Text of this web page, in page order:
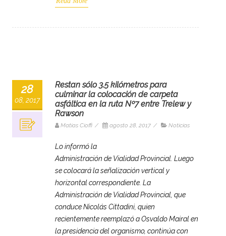
28
08, 2017
Restan sólo 3.5 kilómetros para
culminar la colocación de carpeta
asfáltica en la ruta Nº7 entre Trelew y
Rawson
Matias Cioffi / agosto 28, 2017 / Noticias
Lo informó la
Administración de Vialidad Provincial. Luego
se colocará la señalización vertical y
horizontal correspondiente. La
Administración de Vialidad Provincial, que
conduce Nicolás Cittadini, quien
recientemente reemplazó a Osvaldo Mairal en
la presidencia del organismo, continúa con